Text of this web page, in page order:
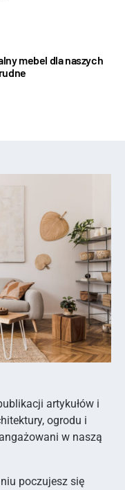
mebel dla naszych
artykułów i
ogrodu i
w naszą
poczujesz się